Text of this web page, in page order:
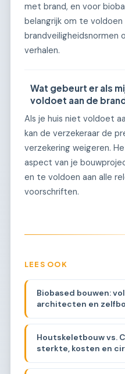
met brand, en voor
belangrijk om te voldoen
brandveiligheidsnormen
verhalen.
Wat gebeurt er als
voldoet aan de
Als je huis niet voldoet
kan de verzekeraar de
verzekering weigeren.
aspect van je
en te voldoen aan alle
voorschriften.
LEES OOK
Biobased bouwen:
architecten en
Houtskeletbouw vs.
sterkte, kosten en